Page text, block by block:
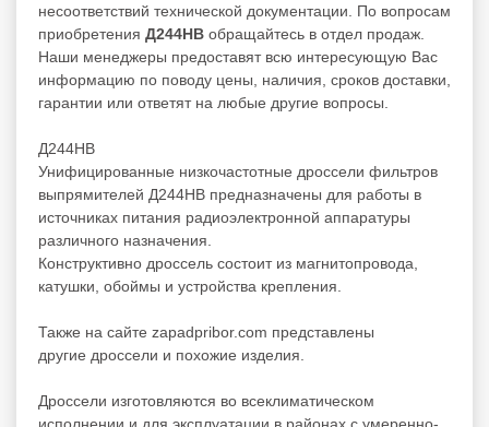
несоответствий технической документации. По вопросам
приобретения Д244НВ обращайтесь в отдел продаж.
Наши менеджеры предоставят всю интересующую Вас
информацию по поводу цены, наличия, сроков доставки,
гарантии или ответят на любые другие вопросы.
Д244НВ
Унифицированные низкочастотные дроссели фильтров
выпрямителей Д244НВ предназначены для работы в
источниках питания радиоэлектронной аппаратуры
различного назначения.
Конструктивно дроссель состоит из магнитопровода,
катушки, обоймы и устройства крепления.
Также на сайте zapadpribor.com представлены
другие дроссели и похожие изделия.
Дроссели изготовляются во всеклиматическом
исполнении и для эксплуатации в районах с умеренно-